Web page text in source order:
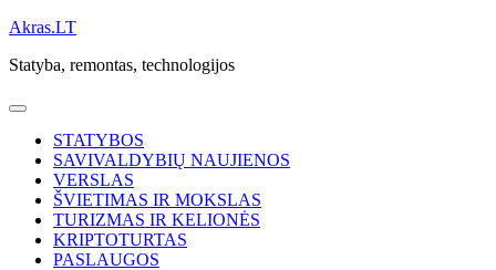
Skip
content
Akras.LT
Statyba, remontas, technologijos
STATYBOS
SAVIVALDYBIŲ NAUJIENOS
VERSLAS
ŠVIETIMAS IR MOKSLAS
TURIZMAS IR KELIONĖS
KRIPTOTURTAS
PASLAUGOS